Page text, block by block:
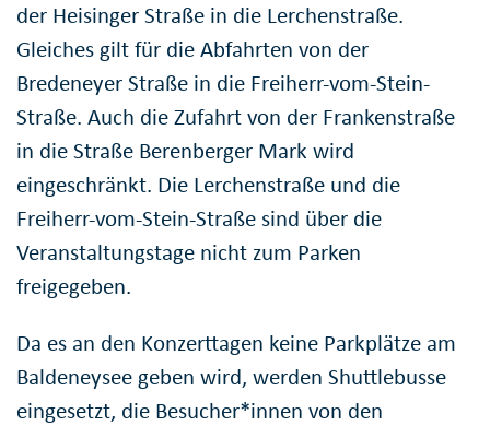
der Heisinger Straße in die Lerchenstraße.
Gleiches gilt für die Abfahrten von der
Bredeneyer Straße in die Freiherr-vom-Stein-
Straße. Auch die Zufahrt von der Frankenstraße
in die Straße Berenberger Mark wird
eingeschränkt. Die Lerchenstraße und die
Freiherr-vom-Stein-Straße sind über die
Veranstaltungstage nicht zum Parken
freigegeben.
Da es an den Konzerttagen keine Parkplätze am
Baldeneysee geben wird, werden Shuttlebusse
eingesetzt, die Besucher*innen von den